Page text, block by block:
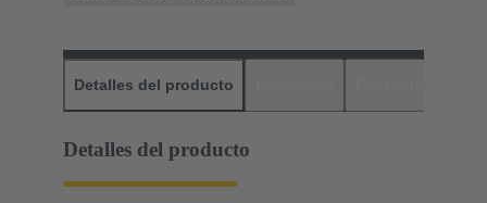
Detalles del producto
Detalles del producto